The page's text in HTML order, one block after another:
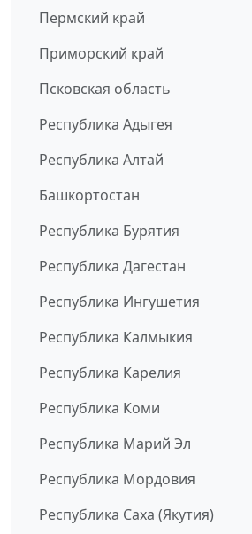
Пермский край
Приморский край
Псковская область
Республика Адыгея
Республика Алтай
Башкортостан
Республика Бурятия
Республика Дагестан
Республика Ингушетия
Республика Калмыкия
Республика Карелия
Республика Коми
Республика Марий Эл
Республика Мордовия
Республика Саха (Якутия)